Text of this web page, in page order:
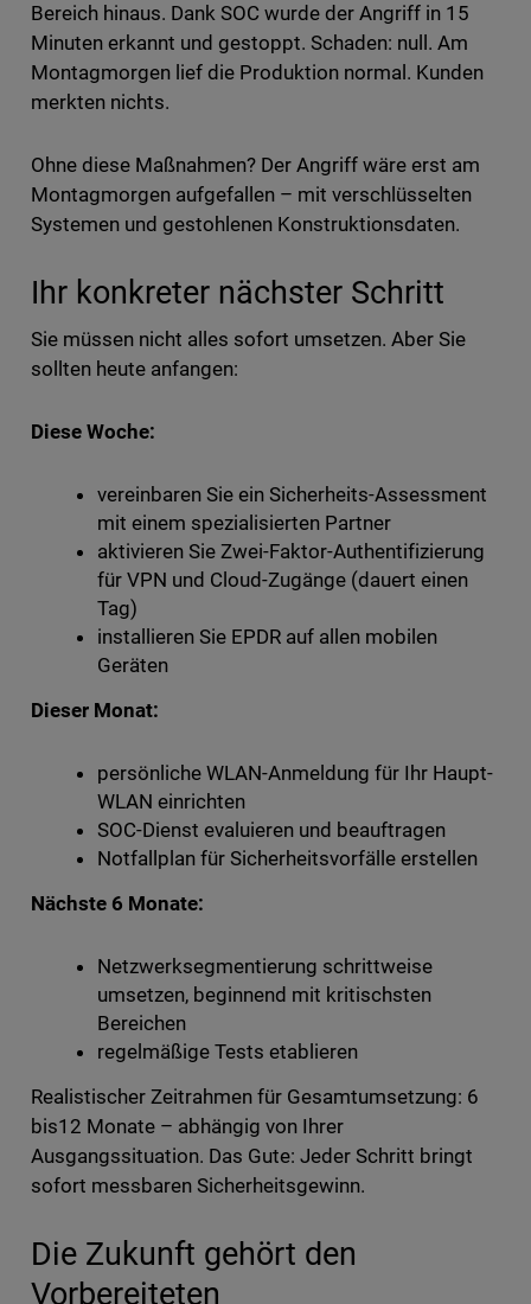
Bereich hinaus. Dank SOC wurde der Angriff in 15
Minuten erkannt und gestoppt. Schaden: null. Am
Montagmorgen lief die Produktion normal. Kunden
merkten nichts.
Ohne diese Maßnahmen? Der Angriff wäre erst am
Montagmorgen aufgefallen – mit verschlüsselten
Systemen und gestohlenen Konstruktionsdaten.
Ihr konkreter nächster Schritt
Sie müssen nicht alles sofort umsetzen. Aber Sie
sollten heute anfangen:
Diese Woche:
vereinbaren Sie ein Sicherheits-Assessment
mit einem spezialisierten Partner
aktivieren Sie Zwei-Faktor-Authentifizierung
für VPN und Cloud-Zugänge (dauert einen
Tag)
installieren Sie EPDR auf allen mobilen
Geräten
Dieser Monat:
persönliche WLAN-Anmeldung für Ihr Haupt-
WLAN einrichten
SOC-Dienst evaluieren und beauftragen
Notfallplan für Sicherheitsvorfälle erstellen
Nächste 6 Monate:
Netzwerksegmentierung schrittweise
umsetzen, beginnend mit kritischsten
Bereichen
regelmäßige Tests etablieren
Realistischer Zeitrahmen für Gesamtumsetzung: 6
bis12 Monate – abhängig von Ihrer
Ausgangssituation. Das Gute: Jeder Schritt bringt
sofort messbaren Sicherheitsgewinn.
Die Zukunft gehört den
Vorbereiteten